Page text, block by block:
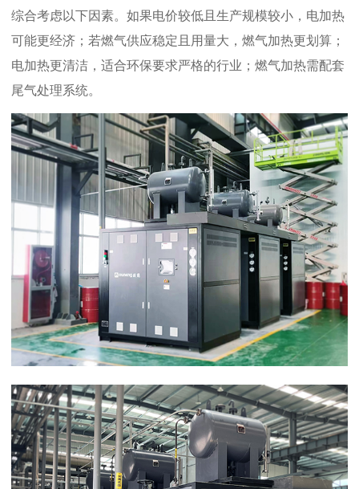
综合考虑以下因素。如果电价较低且生产规模较小，电加热
可能更经济；若燃气供应稳定且用量大，燃气加热更划算；
电加热更清洁，适合环保要求严格的行业；燃气加热需配套
尾气处理系统。